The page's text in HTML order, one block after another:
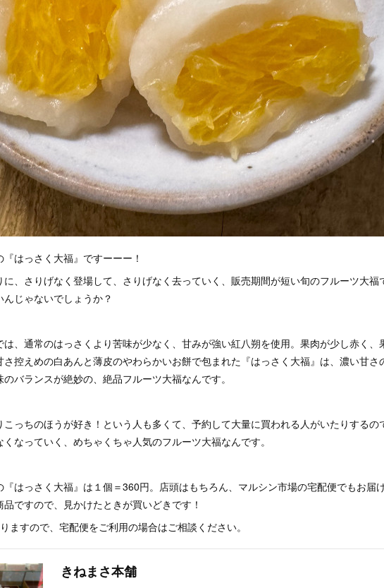
『はっさく大福』ですーーー！
に、さりげなく登場して、さりげなく去っていく、販売期間が短い旬のフルーツ大福
じゃないでしょうか？
は、通常のはっさくより苦味が少なく、甘みが強い紅八朔を使用。果肉が少し赤く、
さ控えめの白あんと薄皮のやわらかいお餅で包まれた『はっさく大福』は、濃い甘さ
バランスが絶妙の、絶品フルーツ大福なんです。
っちのほうが好き！という人も多くて、予約して大量に買われる人がいたりするの
なっていく、めちゃくちゃ人気のフルーツ大福なんです。
『はっさく大福』は１個＝360円。店頭はもちろん、マルシン市場の宅配便でもお届
ですので、見かけたときが買いどきです！
ますので、宅配便をご利用の場合はご相談ください。
きねまさ本舗